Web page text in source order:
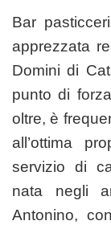
Bar
apprezzata
Domini di
punto di
oltre, è
all’ottima
servizio di
nata negli
Antonino,